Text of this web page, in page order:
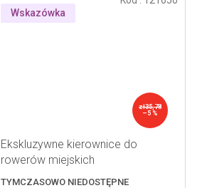
Wskazówka
zł35,78
–5 %
Ekskluzywne kierownice do
rowerów miejskich
TYMCZASOWO NIEDOSTĘPNE